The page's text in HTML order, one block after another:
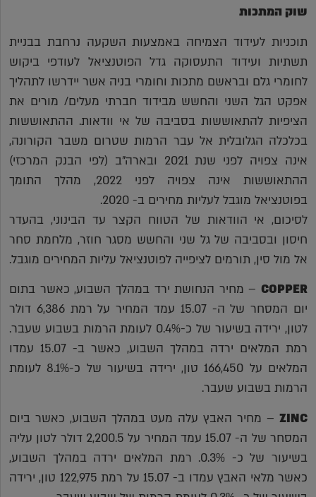
שוק המתכות
תוכניות לעידוד הצמיחה באמצעות השקעה נרחבת בבניית
תשתיות ועידוד התעסוקה גדל הפוטנציאל לעודפי ביקוש
לחומרי גלם ובראשם מתכות וחומרי בניה אשר יידרשו לתהליך
אפקט הגל השני והחשש מבידוד חברתי מעלים/ מורים את
הציפיות להתאוששות בסביבה של אי וודאות. ההתאוששות
בכלכלה הגלובלית אל עבר הרמות שטרום משבר הקורונה,
אינה צפויה לפני שנת 2021 ובארה"ב (לפי הבנק המרכזי)
ההתאוששות אינה צפויה לפני 2022, מהלך התומך
בפוטנציאל מוגבל לעליות מחירים ב- 2020.
לסיכום, אי הוודאות של הטווח הקצר עד הבינוני, בהעדר
חיסון ובסביבה של גל שני והחשש מסגר חוזר, מלחמת סחר
אל מול סין, תורמים לציפייה לפוטנציאל עליות המחירים מוגבל.
COPPER – מחיר הנחושת ירד במהלך השבוע, כאשר בתום
יום המסחר של ה- 15.07 עמד המחיר על רמת 6,386 דולר
לטון, ירידה בשיעור של כ-0.4% לעומת הרמות בשבוע שעבר.
רמת המלאים ירדה במהלך השבוע, כאשר ב- 15.07 עמדו
המלאים על 166,450 טון, ירידה בשיעור של כ-8.1% לעומת
הרמות בשבוע שעבר.
ZINC – מחיר האבץ עלה מעט במהלך השבוע, כאשר ביום
המסחר של ה- 15.07 עמד המחיר על 2,200.5 דולר לטון עליה
בשיעור של כ- 0.3%. רמת המלאים ירדה במהלך השבוע,
כאשר מלאי האבץ עמדו ב- 15.07 על רמת 122,975 טון, ירידה